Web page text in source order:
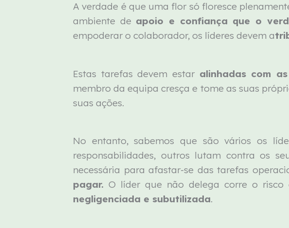
A verdade é que uma flor só floresce
ambiente de apoio e confiança que o
empoderar o colaborador, os líderes devem a
Estas tarefas devem estar alinhadas com
membro da equipa cresça e tome as suas
suas ações.
No entanto, sabemos que são vários os
responsabilidades, outros lutam contra os
necessária para afastar-se das tarefas
pagar. O líder que não delega corre o risco
negligenciada e subutilizada.